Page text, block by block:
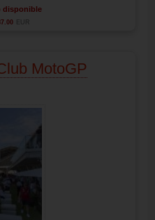
disponible
EUR
MotoGP